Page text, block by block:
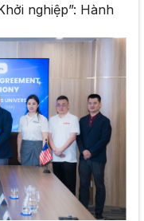
nghiệp”: Hành